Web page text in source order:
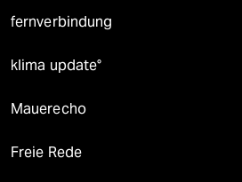
fernverbindung
klima update°
Mauerecho
Freie Rede